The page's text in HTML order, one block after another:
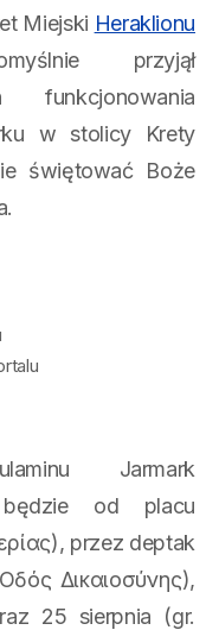
Miejski Heraklionu
przyjął
funkcjonowania
w stolicy Krety
świętować Boże
Jarmark
będzie od placu
przez deptak
Δικαιοσύνης),
25 sierpnia (gr.